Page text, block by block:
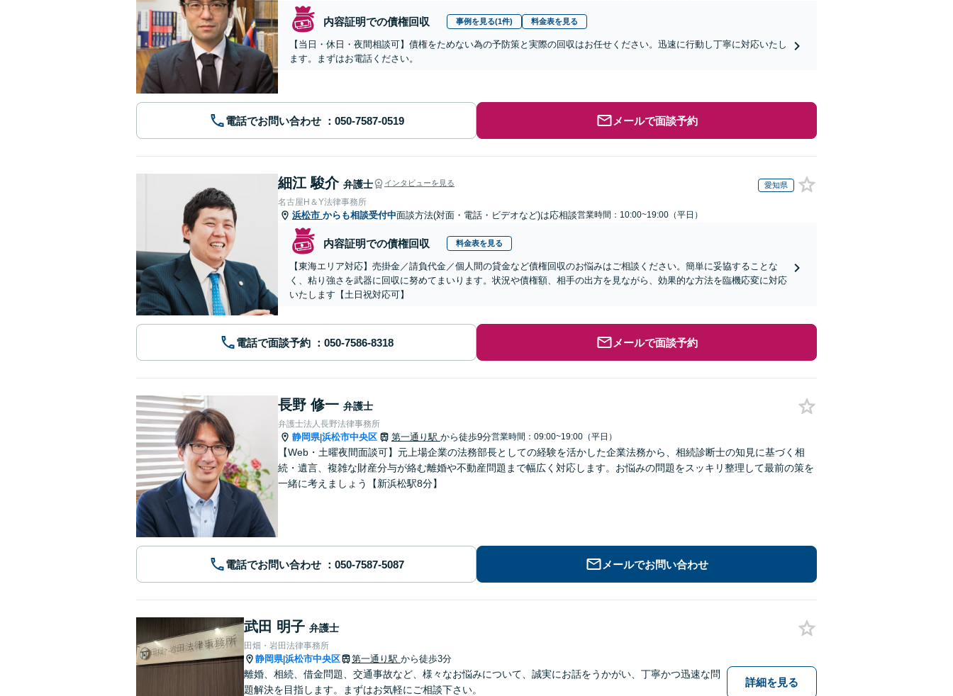
内容証明での債権回収 事例を見る(1件) 料金表を見る
【当日・休日・夜間相談可】債権をためない為の予防策と実際の回収はお任せください。迅速に行動し丁寧に対応いたし
ます。まずはお電話ください。
電話でお問い合わせ メールで面談予約
細江 駿介 弁護士 インタビューを見る 愛知県
名古屋H＆Y法律事務所
浜松市 からも相談受付中面談方法(対面・電話・ビデオなど)は応相談営業時間：10:00~19:00（平日）
内容証明での債権回収 料金表を見る
【東海エリア対応】売掛金／請負代金／個人間の貸金など債権回収のお悩みはご相談ください。簡単に妥協することな
く、粘り強さを武器に回収に努めてまいります。状況や債権額、相手の出方を見ながら、効果的な方法を臨機応変に対応
いたします【土日祝対応可】
電話で面談予約 メールで面談予約
長野 修一 弁護士
弁護士法人長野法律事務所
静岡県|浜松市中央区 第一通り駅 から徒歩9分営業時間：09:00~19:00（平日）
【Web・土曜夜間面談可】元上場企業の法務部長としての経験を活かした企業法務から、相続診断士の知見に基づく相
続・遺言、複雑な財産分与が絡む離婚や不動産問題まで幅広く対応します。お悩みの問題をスッキリ整理して最前の策を
一緒に考えましょう【新浜松駅8分】
電話でお問い合わせ メールでお問い合わせ
武田 明子 弁護士
田畑・岩田法律事務所
静岡県|浜松市中央区 第一通り駅 から徒歩3分
離婚、相続、借金問題、交通事故など、様々なお悩みについて、誠実にお話をうかがい、丁寧かつ迅速な問
題解決を目指します。まずはお気軽にご相談下さい。
詳細を見る